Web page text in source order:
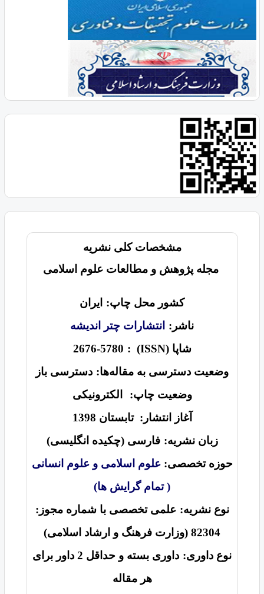
مشخصات کلی نشریه
مجله پژوهش و مطالعات علوم اسلامی
کشور محل چاپ: ایران
ناشر: انتشارات چتر اندیشه
شاپا (ISSN) :
2676-5780
وضعیت دسترسی به مقاله‌ها: دسترسی باز
وضعیت چاپ:
الکترونیکی
آغاز انتشار: تابستان 1398
زبان نشریه: فارسی (چکیده انگلیسی)
حوزه تخصصی: علوم اسلامی و علوم انسانی
( تمام گرایش ها)
نوع نشریه: علمی تخصصی با شماره مجوز:
82304 (وزارت فرهنگ و ارشاد اسلامی)
نوع داوری:
داوری بسته و حداقل 2 داور برای
هر مقاله